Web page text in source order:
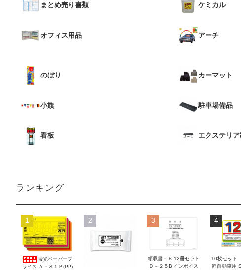
まとめ売り書類
オフィス用品
ケミカル
アーチ
のぼり
小旗
看板
カーマット
駐車場備品
エクステリ
ランキング
1
蛍光ペーパープ
ライス Ａ－８１Ｐ(PP)
2 3
領収書－Ｂ 12冊セット
Ｄ－２５B インボイス
4
10枚セット
軽自動車用